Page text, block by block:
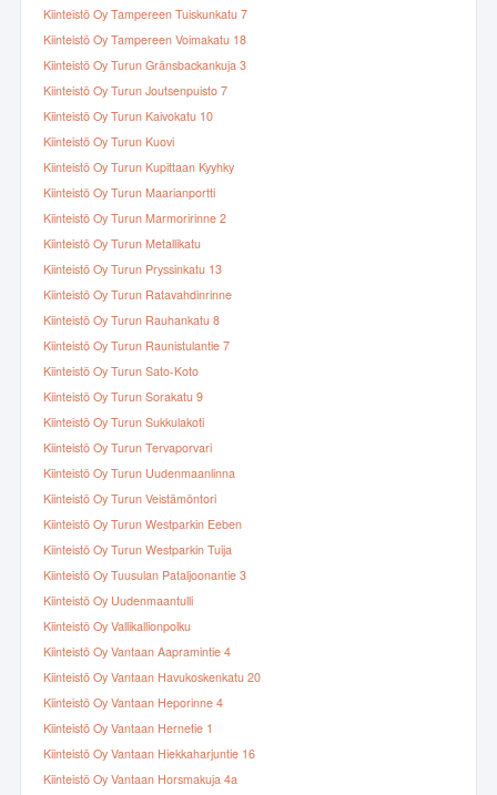
Kiinteistö Oy Tampereen Tuiskunkatu 7
Kiinteistö Oy Tampereen Voimakatu 18
Kiinteistö Oy Turun Gränsbackankuja 3
Kiinteistö Oy Turun Joutsenpuisto 7
Kiinteistö Oy Turun Kaivokatu 10
Kiinteistö Oy Turun Kuovi
Kiinteistö Oy Turun Kupittaan Kyyhky
Kiinteistö Oy Turun Maarianportti
Kiinteistö Oy Turun Marmoririnne 2
Kiinteistö Oy Turun Metallikatu
Kiinteistö Oy Turun Pryssinkatu 13
Kiinteistö Oy Turun Ratavahdinrinne
Kiinteistö Oy Turun Rauhankatu 8
Kiinteistö Oy Turun Raunistulantie 7
Kiinteistö Oy Turun Sato-Koto
Kiinteistö Oy Turun Sorakatu 9
Kiinteistö Oy Turun Sukkulakoti
Kiinteistö Oy Turun Tervaporvari
Kiinteistö Oy Turun Uudenmaanlinna
Kiinteistö Oy Turun Veistämöntori
Kiinteistö Oy Turun Westparkin Eeben
Kiinteistö Oy Turun Westparkin Tuija
Kiinteistö Oy Tuusulan Pataljoonantie 3
Kiinteistö Oy Uudenmaantulli
Kiinteistö Oy Vallikallionpolku
Kiinteistö Oy Vantaan Aapramintie 4
Kiinteistö Oy Vantaan Havukoskenkatu 20
Kiinteistö Oy Vantaan Heporinne 4
Kiinteistö Oy Vantaan Hernetie 1
Kiinteistö Oy Vantaan Hiekkaharjuntie 16
Kiinteistö Oy Vantaan Horsmakuja 4a